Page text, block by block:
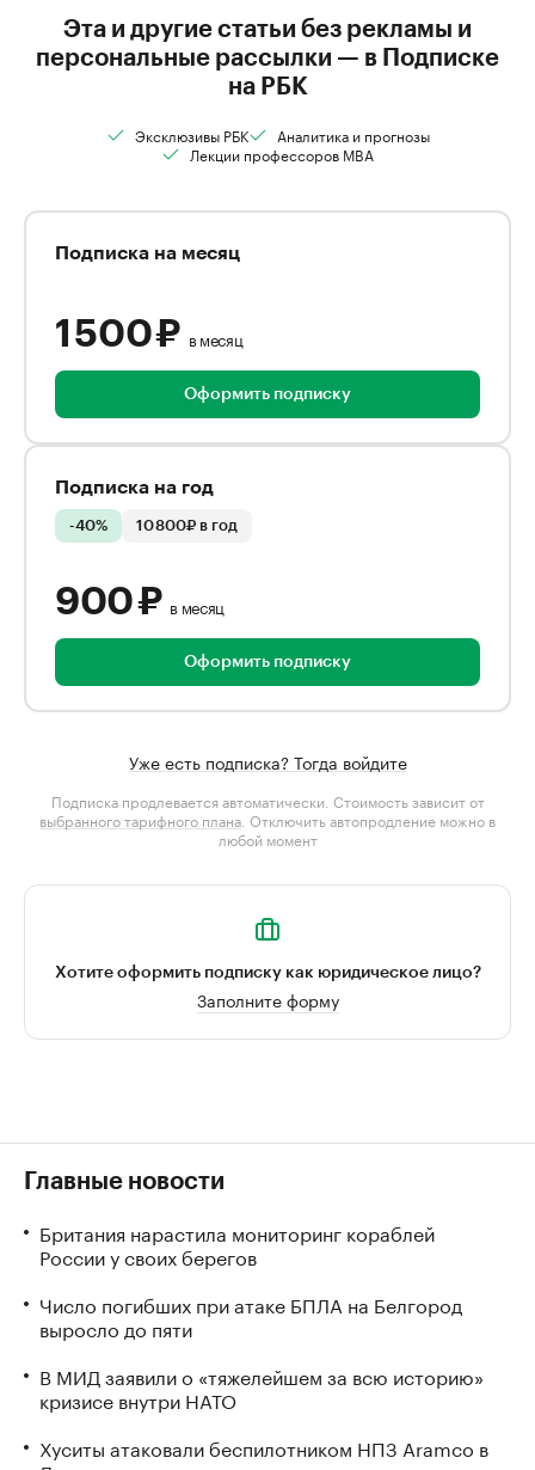
Эта и другие статьи без рекламы и
персональные рассылки — в Подписке
на РБК
Эксклюзивы РБК
Аналитика и прогнозы
Лекции профессоров MBA
Подписка на месяц
1 500 ₽ в месяц
Оформить подписку
Подписка на год
-40% 10 800₽ в год
900 ₽ в месяц
Оформить подписку
Уже есть подписка? Тогда войдите
Подписка продлевается автоматически. Стоимость зависит от
выбранного тарифного плана . Отключить автопродление можно в
любой момент
Хотите оформить подписку как юридическое лицо?
Заполните форму
Главные новости
Британия нарастила мониторинг кораблей
России у своих берегов
Число погибших при атаке БПЛА на Белгород
выросло до пяти
В МИД заявили о «тяжелейшем за всю историю»
кризисе внутри НАТО
Хуситы атаковали беспилотником НПЗ Aramco в